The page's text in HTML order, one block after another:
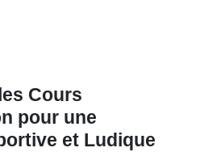
Cours
pour une
et Ludique